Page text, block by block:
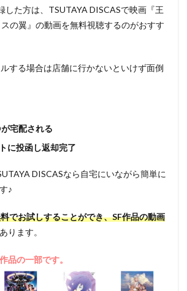
した方は、TSUTAYA DISCASで映画『王
の翼』の動画を無料視聴するのがおすす
する場合は店舗に行かないといけず面倒
宅配される
に投函し返却完了
DISCASなら自宅にいながら簡単に
♪
でお試しすることができ、SF作品の動画
あります。
品の一部です。